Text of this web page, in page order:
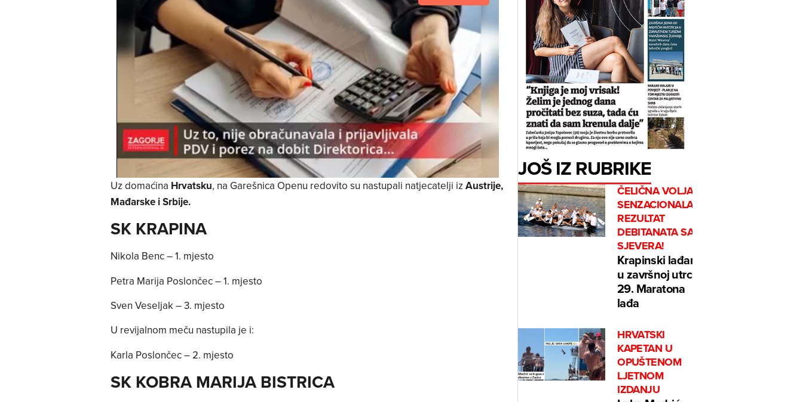
Uz domaćina Hrvatsku, na Garešnica Openu redovito su nastupali natjecatelji izAustrije,
Mađarske i Srbije.
SK KRAPINA
Nikola Benc – 1. mjesto
Petra Marija Poslončec – 1. mjesto
Sven Veseljak – 3. mjesto
U revijalnom meču nastupila je i:
Karla Poslončec – 2. mjesto
SK KOBRA MARIJA BISTRICA
JOŠ IZ RUBRIKE
ČELIČNA VOLJA I
SENZACIONALAN
REZULTAT
DEBITANATA SA
SJEVERA!
Krapinski lađari
u završnoj utrci
29. Maratona
lađa
HRVATSKI
KAPETAN U
OPUŠTENOM
LJETNOM
IZDANJU